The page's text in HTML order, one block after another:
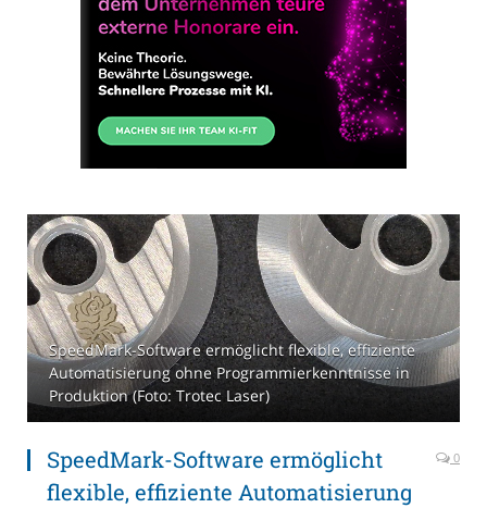
SpeedMark-Software ermöglicht flexible, effiziente
Automatisierung ohne Programmierkenntnisse in
Produktion (Foto: Trotec Laser)
SpeedMark-Software ermöglicht
flexible, effiziente Automatisierung
0